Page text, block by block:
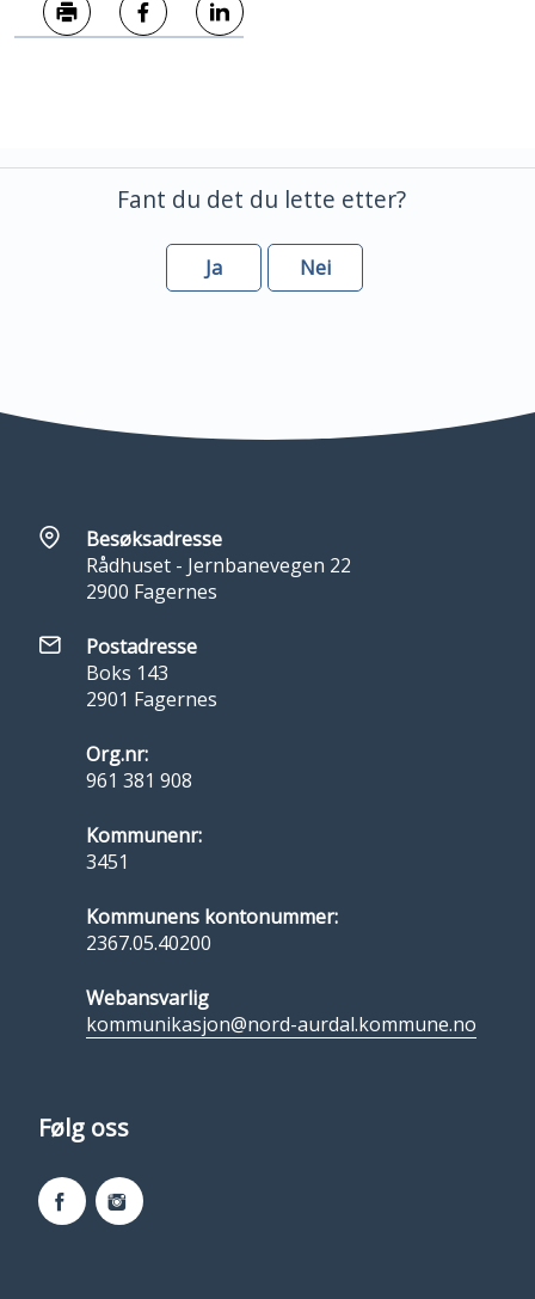
Fant du det du lette etter?
Ja Nei
Besøksadresse
Rådhuset - Jernbanevegen 22
2900 Fagernes
Postadresse
Boks 143
2901 Fagernes
Org.nr:
961 381 908
Kommunenr:
3451
Kommunens kontonummer:
2367.05.40200
Webansvarlig
kommunikasjon@nord-aurdal.kommune.no
Følg oss
FacebookInstagram